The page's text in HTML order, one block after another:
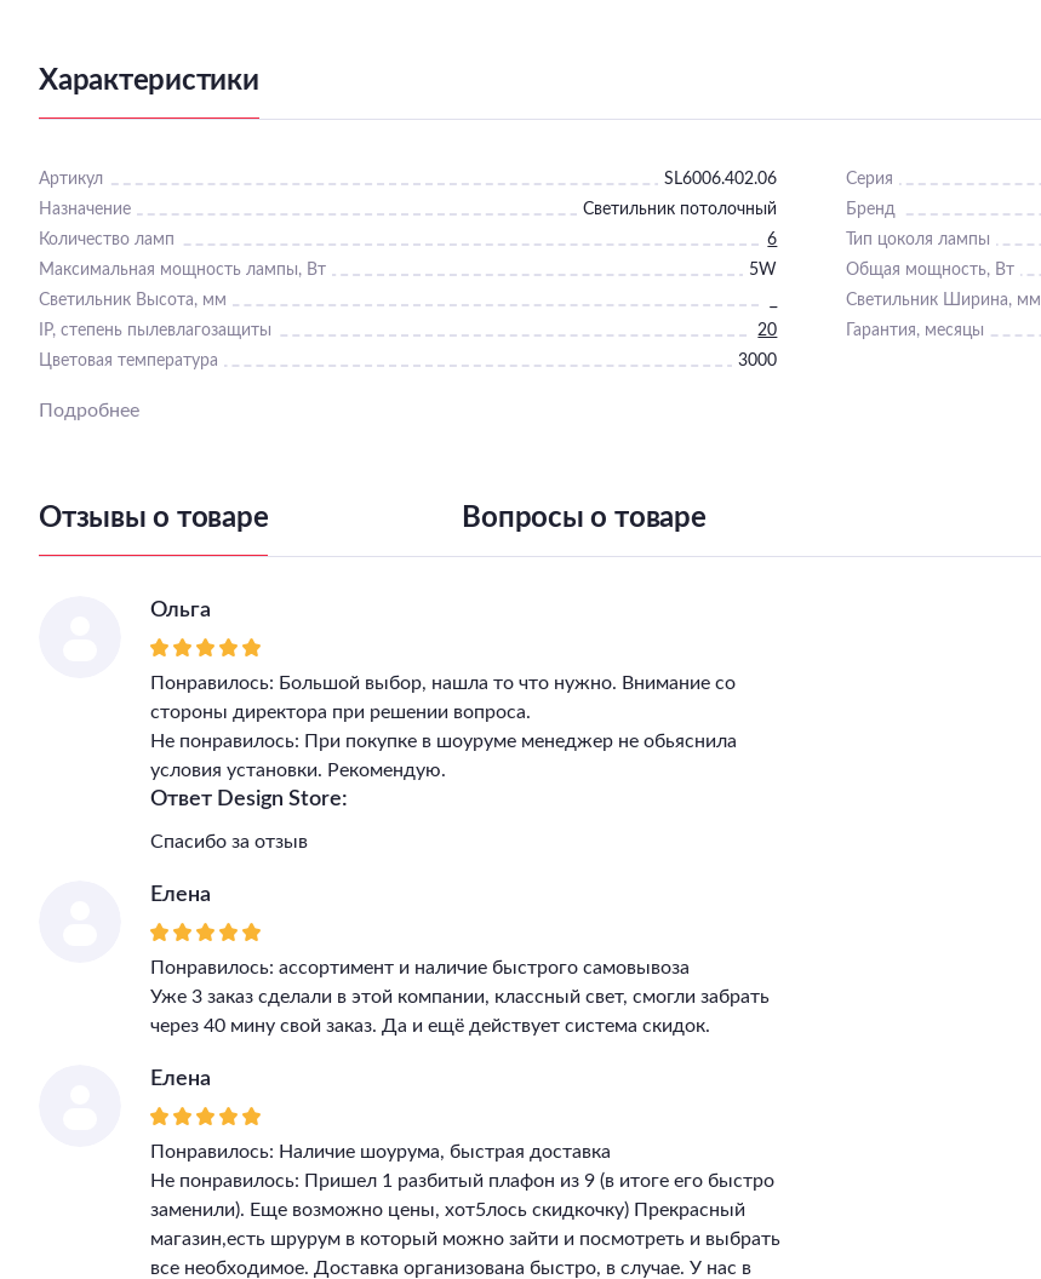
Характеристики
Артикул SL6006.402.06 Серия
Назначение
Светильник потолочный Бренд
Количество ламп
6 Тип цоколя лампы
Максимальная мощность лампы, Вт
5W Общая мощность, Вт
Светильник Высота, мм
Светильник Ширина, мм
IP, степень пылевлагозащиты
20 Гарантия, месяцы
Цветовая температура
3000
Подробнее
Отзывы о товаре Вопросы о товаре
Ольга
Понравилось: Большой выбор, нашла то что нужно. Внимание со
стороны директора при решении вопроса.
Не понравилось: При покупке в шоуруме менеджер не обьяснила
условия установки. Рекомендую.
Ответ Design Store:
Спасибо за отзыв
Елена
Понравилось: ассортимент и наличие быстрого самовывоза
Уже 3 заказ сделали в этой компании, классный свет, смогли забрать
через 40 мину свой заказ. Да и ещё действует система скидок.
Елена
Понравилось: Наличие шоурума, быстрая доставка
Не понравилось: Пришел 1 разбитый плафон из 9 (в итоге его быстро
заменили). Еще возможно цены, хот5лось скидкочку) Прекрасный
магазин,есть шрурум в который можно зайти и посмотреть и выбрать
все необходимое. Доставка организована быстро, в случае. У нас в